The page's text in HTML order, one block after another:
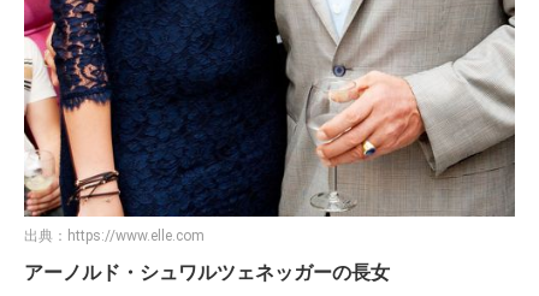
出典： https://www.elle.com
アーノルド・シュワルツェネッガーの長女